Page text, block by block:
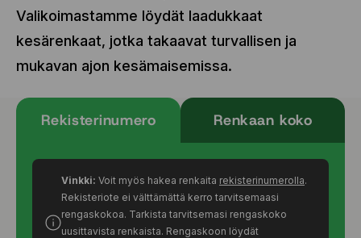
Valikoimastamme löydät laadukkaat
kesärenkaat, jotka takaavat turvallisen ja
mukavan ajon kesämaisemissa.
Rekisterinumero Renkaan koko
Vinkki: Voit myös hakea renkaita rekisterinumerolla.
Rekisteriote ei välttämättä kerro tarvitsemaasi
rengaskokoa. Tarkista tarvitsemasi rengaskoko
uusittavista renkaista. Rengaskoon löydät